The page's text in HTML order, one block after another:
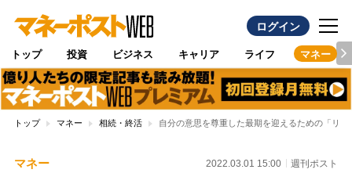
ログイン
トップ 投資 ビジネス キャリア ライフ マネー
トップ マネー 相続・終活 自分の意思を尊重した最期を迎えるための「リ
マネー 2022.03.01 15:00 週刊ポスト